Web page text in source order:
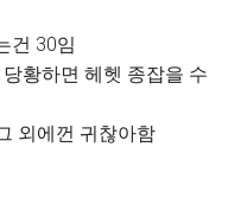
건 30임
황하면 헤헷 종잡을 수
외에껀 귀찮아함